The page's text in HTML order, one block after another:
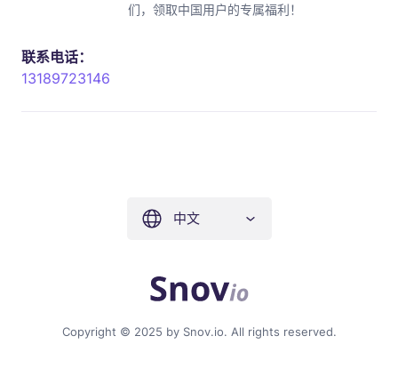
们，领取中国用户的专属福利！
联系电话：
13189723146
Copyright © 2025 by Snov.io. All rights reserved.
中文